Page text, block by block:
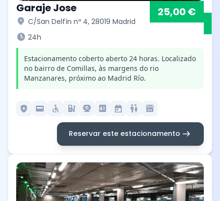
Garaje Jose
location_on C/San Delfín nº 4, 28019 Madrid
25,00 €
schedule 24h
Estacionamento coberto aberto 24 horas. Localizado
no bairro de Comillas, às margens do rio
Manzanares, próximo ao Madrid Río.
local_police credit_card accessible ev_station camera_video elevator today wc local_convenience_store
Reservar este estacionamento arrow_right_alt